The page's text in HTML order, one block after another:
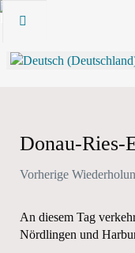
Donau-Ries-
Vorherige
An diesem Tag
Nördlingen und